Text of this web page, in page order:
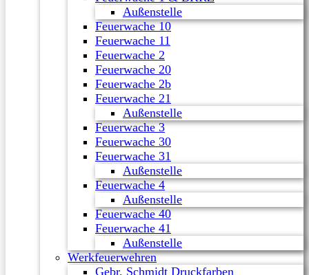
Außenstelle
Feuerwache 10
Feuerwache 11
Feuerwache 2
Feuerwache 20
Feuerwache 2b
Feuerwache 21
Außenstelle
Feuerwache 3
Feuerwache 30
Feuerwache 31
Außenstelle
Feuerwache 4
Außenstelle
Feuerwache 40
Feuerwache 41
Außenstelle
Werkfeuerwehren
Gebr. Schmidt Druckfarben